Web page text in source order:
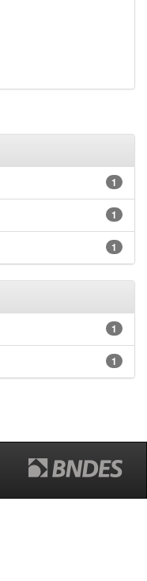
1
1
1
1
1